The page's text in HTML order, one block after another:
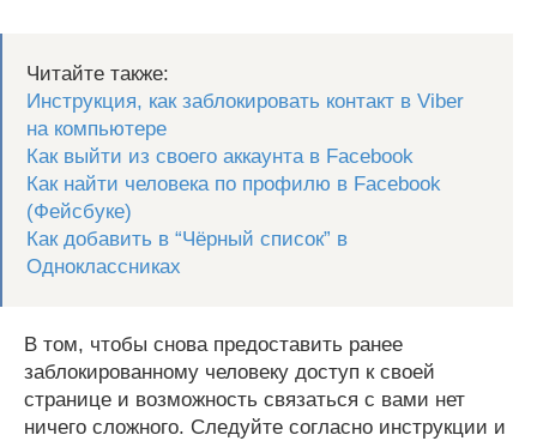
Читайте также:
Инструкция, как заблокировать контакт в Viber
на компьютере
Как выйти из своего аккаунта в Facebook
Как найти человека по профилю в Facebook
(Фейсбуке)
Как добавить в “Чёрный список” в
Одноклассниках
В том, чтобы снова предоставить ранее
заблокированному человеку доступ к своей
странице и возможность связаться с вами нет
ничего сложного. Следуйте согласно инструкции и